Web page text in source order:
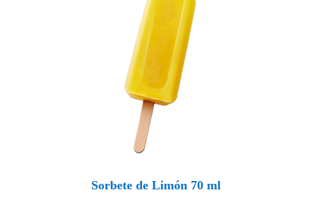
Sorbete de Limón 70 ml